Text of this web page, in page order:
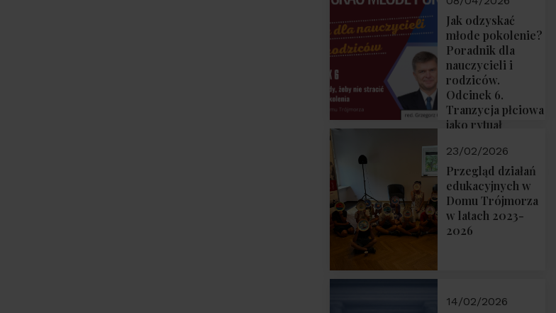
Jak odzyskać
młode pokolenie?
Poradnik dla
nauczycieli i
rodziców.
Odcinek 6.
Tranzycja płciowa
jako rytuał
Rozmawiają red.
Grzegorz Górny i
prof. Michał
Łuczewski
23/02/2026
Przegląd działań
edukacyjnych w
Domu Trójmorza
w latach 2023-
2026
14/02/2026